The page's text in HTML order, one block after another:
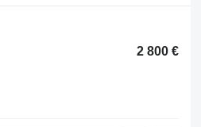
2 800 €